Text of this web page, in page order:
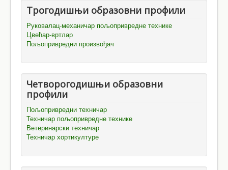
Трогодишњи образовни профили
Руковалац-механичар пољопривредне технике
Цвећар-вртлар
Пољопривредни произвођач
Четворогодишњи образовни
профили
Пољопривредни техничар
Техничар пољопривредне технике
Ветеринарски техничар
Техничар хортикултуре